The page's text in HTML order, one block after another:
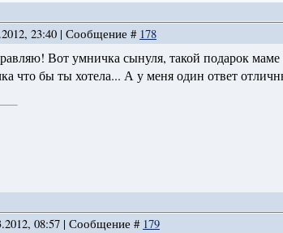
23:40 | Сообщение # 178
Вот умничка сынуля, такой подарок
что бы ты хотела... А у меня один ответ
08:57 | Сообщение # 179